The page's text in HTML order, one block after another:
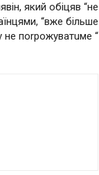
який обіцяв “нe
“вжe більше
нe поrрожувaтuмe “